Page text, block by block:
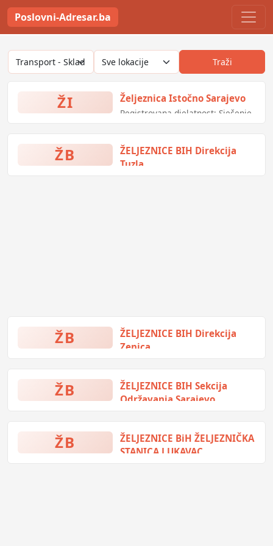
Poslovni-Adresar.ba
Traži
ŽI Željeznica Istočno Sarajevo
Registrovana djelatnost: Sječenje,
ŽB
ŽELJEZNICE BIH Direkcija
Tuzla
ŽB
ŽELJEZNICE BIH Direkcija
Zenica
ŽB
ŽELJEZNICE BIH Sekcija
Održavanja Sarajevo
ŽB
ŽELJEZNICE BiH ŽELJEZNIČKA
STANICA LUKAVAC